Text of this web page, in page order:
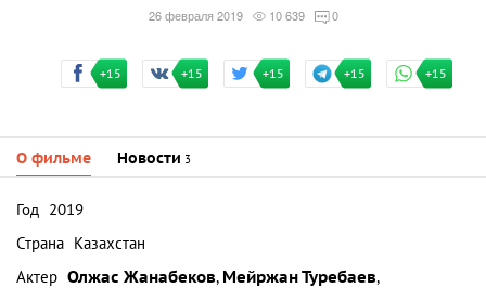
26 февраля 2019 10 639 0
+15 +15 +15 +15 +15
О фильме Новости 3
Год 2019
Страна Казахстан
Актер Олжас Жанабеков, Мейржан Туребаев,